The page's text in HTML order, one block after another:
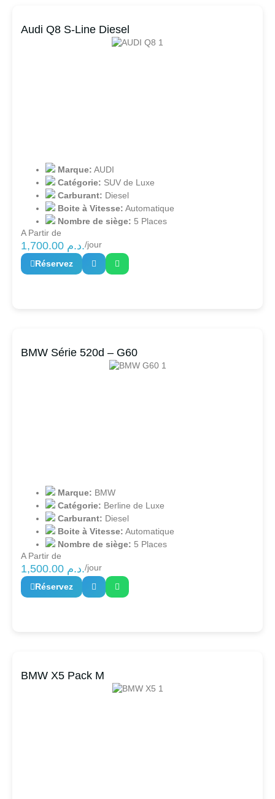
Audi Q8 S-Line Diesel
Marque: AUDI
Catégorie: SUV de Luxe
Carburant: Diesel
Boite à Vitesse: Automatique
Nombre de siège: 5 Places
A Partir de
1,700.00 د.م./jour
Réservez
BMW Série 520d – G60
Marque: BMW
Catégorie: Berline de Luxe
Carburant: Diesel
Boite à Vitesse: Automatique
Nombre de siège: 5 Places
A Partir de
1,500.00 د.م./jour
Réservez
BMW X5 Pack M